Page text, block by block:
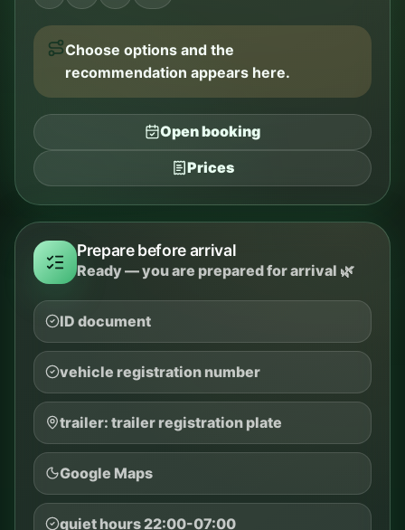
Choose options and the
recommendation appears here.
Open booking
Prices
Prepare before arrival
Ready — you are prepared for arrival 🌿
ID document
vehicle registration number
trailer: trailer registration plate
Google Maps
quiet hours 22:00-07:00